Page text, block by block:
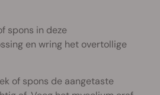
spons in deze
en wring het overtollige
of spons de aangetaste